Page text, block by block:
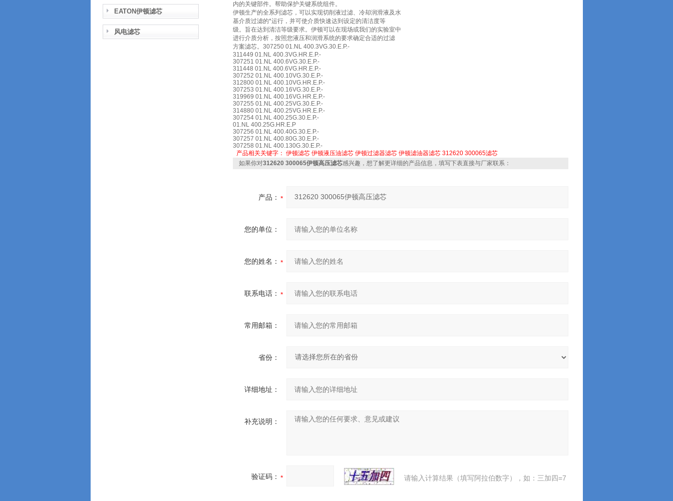
EATON伊顿滤芯
风电滤芯
内的关键部件。帮助保护关键系统组件。
伊顿生产的全系列滤芯，可以实现切削液过滤、冷却润滑液及水
基介质过滤的*运行，并可使介质快速达到设定的清洁度等
级。旨在达到清洁等级要求。伊顿可以在现场或我们的实验室中
进行介质分析，按照您液压和润滑系统的要求确定合适的过滤
方案滤芯。307250 01.NL 400.3VG.30.E.P.-
311449 01.NL 400.3VG.HR.E.P.-
307251 01.NL 400.6VG.30.E.P.-
311448 01.NL 400.6VG.HR.E.P.-
307252 01.NL 400.10VG.30.E.P.-
312800 01.NL 400.10VG.HR.E.P.-
307253 01.NL 400.16VG.30.E.P.-
319969 01.NL 400.16VG.HR.E.P.-
307255 01.NL 400.25VG.30.E.P.-
314880 01.NL 400.25VG.HR.E.P.-
307254 01.NL 400.25G.30.E.P.-
01.NL 400.25G.HR.E.P
307256 01.NL 400.40G.30.E.P.-
307257 01.NL 400.80G.30.E.P.-
307258 01.NL 400.130G.30.E.P.-
产品相关关键字： 伊顿滤芯 伊顿液压油滤芯 伊顿过滤器滤芯 伊顿滤油器滤芯 312620 300065滤芯
如果你对312620 300065伊顿高压滤芯感兴趣，想了解更详细的产品信息，填写下表直接与厂家联系：
产品：
您的单位：
您的姓名：
联系电话：
常用邮箱：
省份：
详细地址：
补充说明：
验证码： 请输入计算结果（填写阿拉伯数字），如：三加四=7